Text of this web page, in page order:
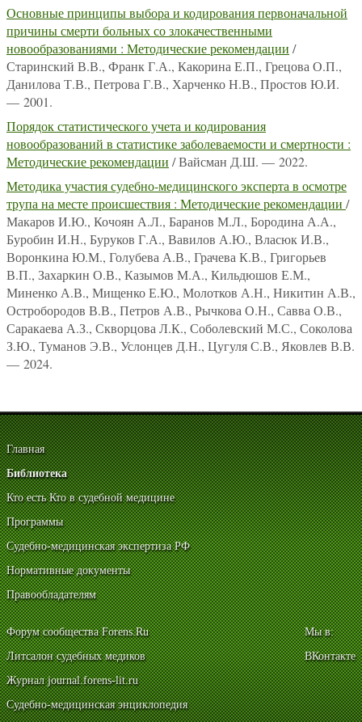
Основные принципы выбора и кодирования первоначальной
причины смерти больных со злокачественными
новообразованиями : Методические рекомендации /
Старинский В.В., Франк Г.А., Какорина Е.П., Грецова О.П.,
Данилова Т.В., Петрова Г.В., Харченко Н.В., Простов Ю.И.
— 2001.
Порядок статистического учета и кодирования
новообразований в статистике заболеваемости и смертности :
Методические рекомендации / Вайсман Д.Ш. — 2022.
Методика участия судебно-медицинского эксперта в осмотре
трупа на месте происшествия : Методические рекомендации /
Макаров И.Ю., Кочоян А.Л., Баранов М.Л., Бородина А.А.,
Буробин И.Н., Буруков Г.А., Вавилов А.Ю., Власюк И.В.,
Воронкина Ю.М., Голубева А.В., Грачева К.В., Григорьев
В.П., Захаркин О.В., Казымов М.А., Кильдюшов Е.М.,
Миненко А.В., Мищенко Е.Ю., Молотков А.Н., Никитин А.В.,
Остробородов В.В., Петров А.В., Рычкова О.Н., Савва О.В.,
Саракаева А.З., Скворцова Л.К., Соболевский М.С., Соколова
З.Ю., Туманов Э.В., Услонцев Д.Н., Цугуля С.В., Яковлев В.В.
— 2024.
Главная
Библиотека
Кто есть Кто в судебной медицине
Программы
Судебно-медицинская экспертиза РФ
Нормативные документы
Правообладателям
Форум сообщества Forens.Ru
Литсалон судебных медиков
Журнал journal.forens-lit.ru
Судебно-медицинская энциклопедия
Мы в:
ВКонтакте